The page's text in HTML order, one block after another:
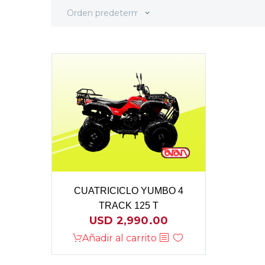
Orden predeterminado
CUATRICICLO YUMBO 4
TRACK 125 T
USD 2,990.00
Añadir al carrito